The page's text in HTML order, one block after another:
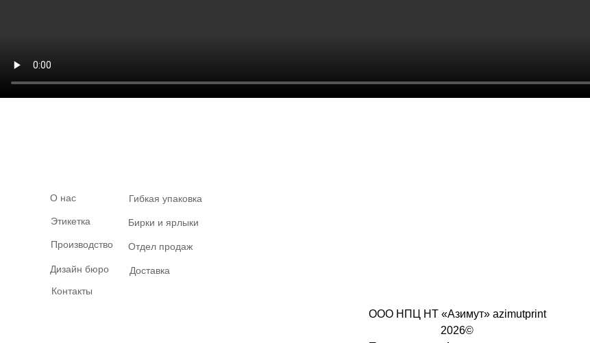
О нас
Этикетка
Производство
Дизайн бюро
Доставка
Контакты
ООО НПЦ НТ «Азимут» azimutprint
2026©
Гибкая упаковка
Бирки и ярлыки
Отдел продаж